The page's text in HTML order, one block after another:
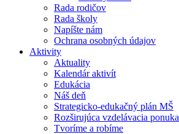
Rada rodičov
Rada školy
Napíšte nám
Ochrana osobných údajov
Aktivity
Aktuality
Kalendár aktivít
Edukácia
Náš deň
Strategicko-edukačný plán MŠ
Rozširujúca vzdelávacia ponuka
Tvoríme a robíme